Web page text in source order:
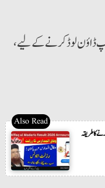
ڈاؤن لوڈ کرنے کے لیے،